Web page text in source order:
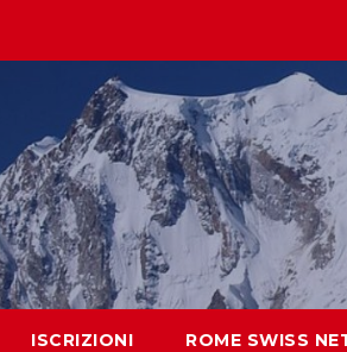
ISCRIZIONI ROME SWISS